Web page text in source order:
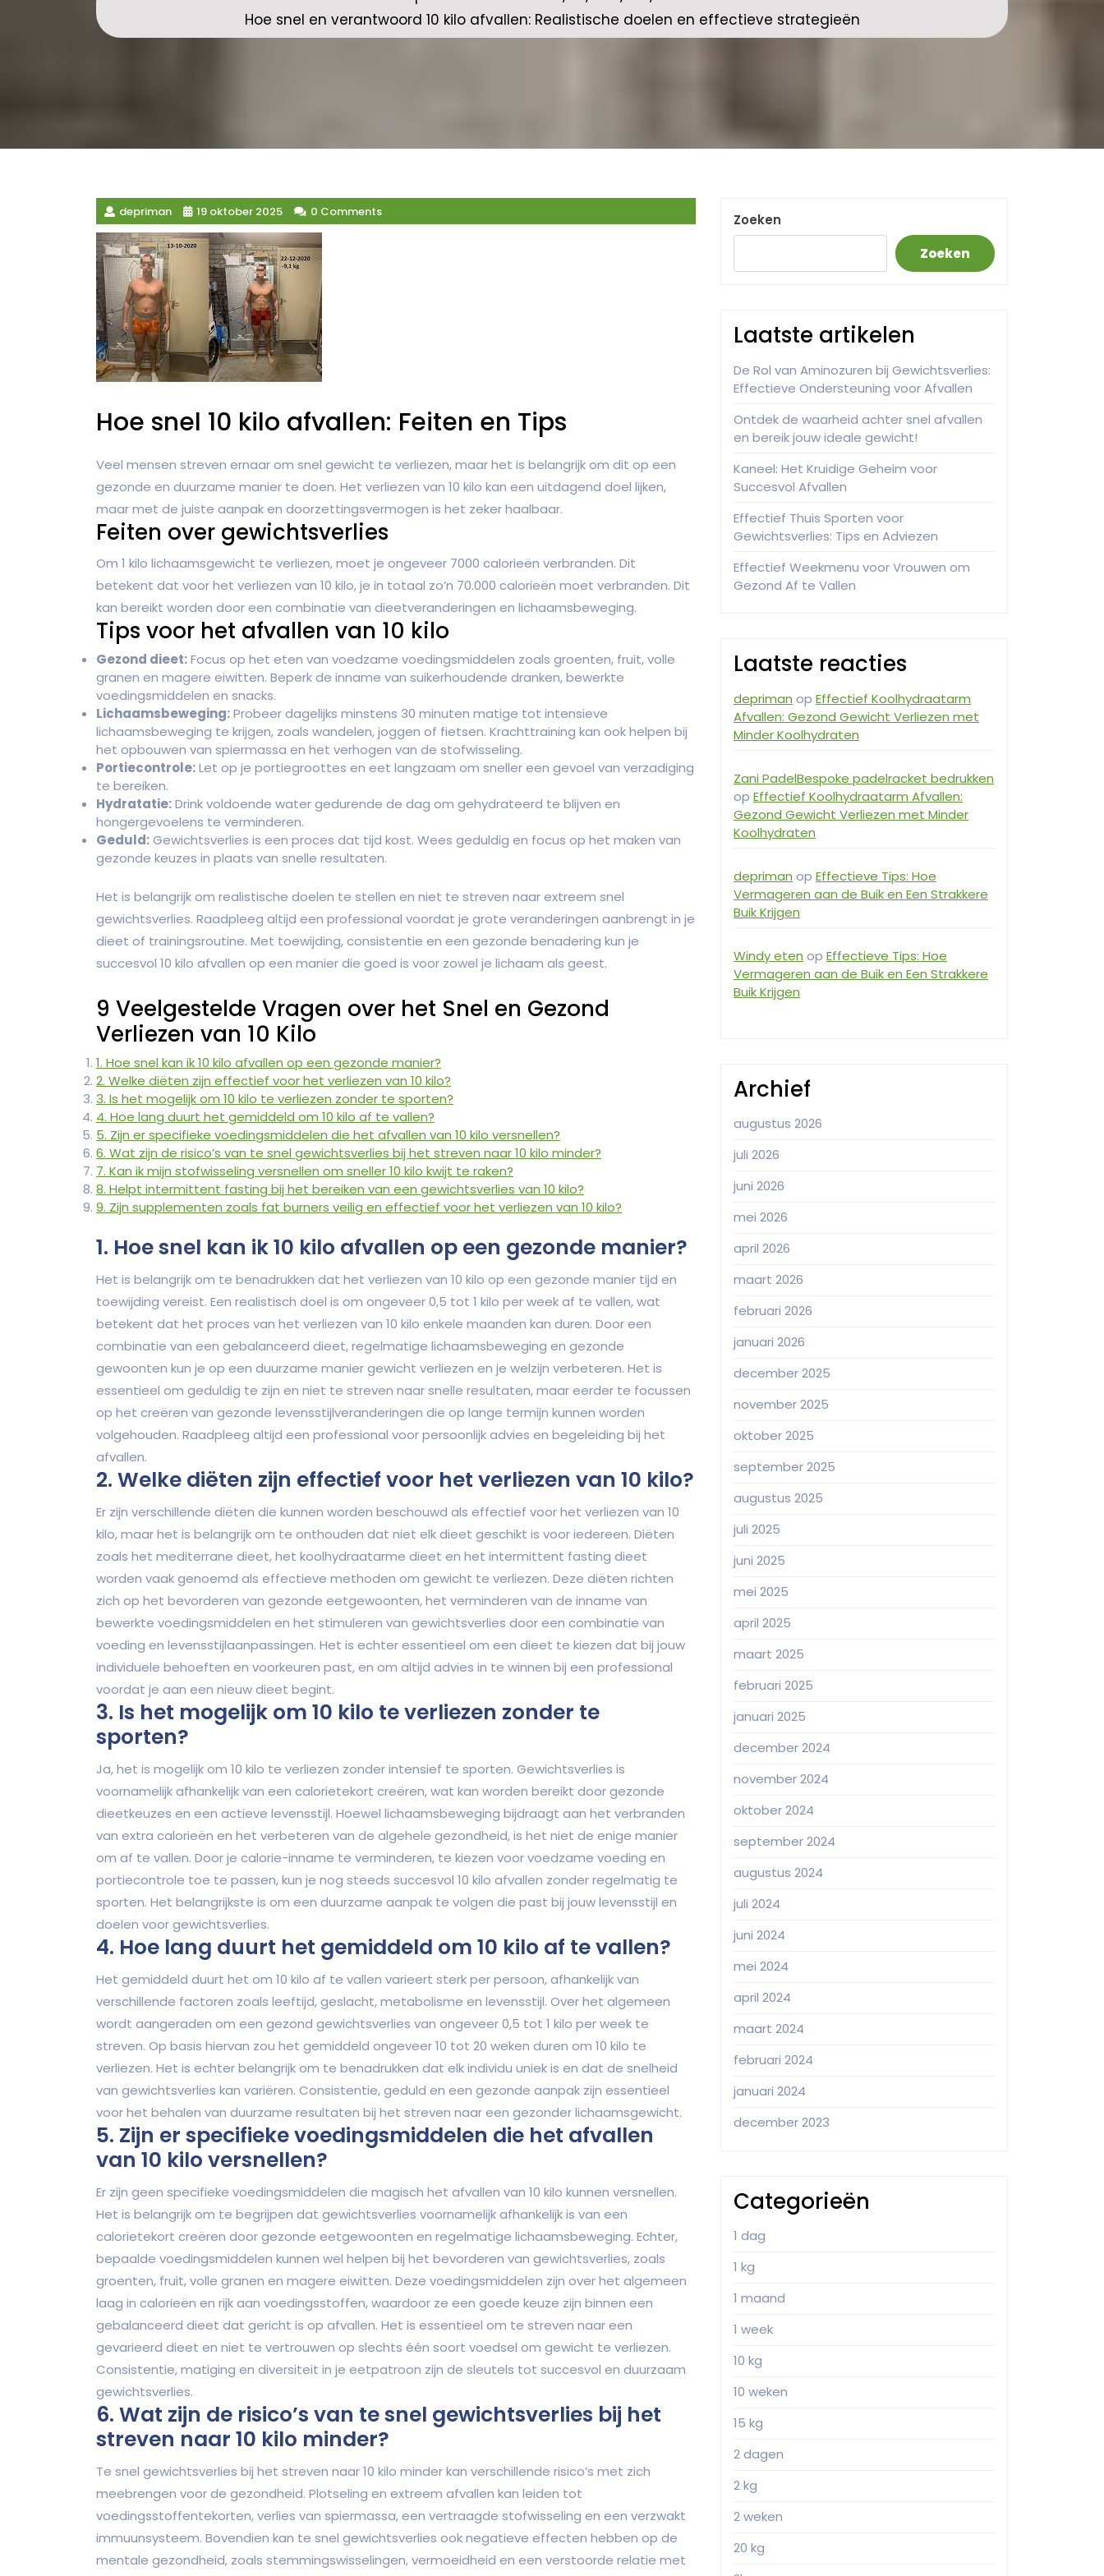
Hoe snel en verantwoord 10 kilo afvallen: Realistische doelen en effectieve strategieën
depriman 19 oktober 2025 0 Comments
Hoe snel 10 kilo afvallen: Feiten en Tips
Veel mensen streven ernaar om snel gewicht te verliezen, maar het is belangrijk om dit op een
gezonde en duurzame manier te doen. Het verliezen van 10 kilo kan een uitdagend doel lijken,
maar met de juiste aanpak en doorzettingsvermogen is het zeker haalbaar.
Feiten over gewichtsverlies
Om 1 kilo lichaamsgewicht te verliezen, moet je ongeveer 7000 calorieën verbranden. Dit
betekent dat voor het verliezen van 10 kilo, je in totaal zo’n 70.000 calorieën moet verbranden. Dit
kan bereikt worden door een combinatie van dieetveranderingen en lichaamsbeweging.
Tips voor het afvallen van 10 kilo
Gezond dieet:Focus op het eten van voedzame voedingsmiddelen zoals groenten, fruit, volle
granen en magere eiwitten. Beperk de inname van suikerhoudende dranken, bewerkte
voedingsmiddelen en snacks.
Lichaamsbeweging:Probeer dagelijks minstens 30 minuten matige tot intensieve
lichaamsbeweging te krijgen, zoals wandelen, joggen of fietsen. Krachttraining kan ook helpen bij
het opbouwen van spiermassa en het verhogen van de stofwisseling.
Portiecontrole:Let op je portiegroottes en eet langzaam om sneller een gevoel van verzadiging
te bereiken.
Hydratatie:Drink voldoende water gedurende de dag om gehydrateerd te blijven en
hongergevoelens te verminderen.
Geduld:Gewichtsverlies is een proces dat tijd kost. Wees geduldig en focus op het maken van
gezonde keuzes in plaats van snelle resultaten.
Het is belangrijk om realistische doelen te stellen en niet te streven naar extreem snel
gewichtsverlies. Raadpleeg altijd een professional voordat je grote veranderingen aanbrengt in je
dieet of trainingsroutine. Met toewijding, consistentie en een gezonde benadering kun je
succesvol 10 kilo afvallen op een manier die goed is voor zowel je lichaam als geest.
9 Veelgestelde Vragen over het Snel en Gezond
Verliezen van 10 Kilo
1. Hoe snel kan ik 10 kilo afvallen op een gezonde manier?
2. Welke diëten zijn effectief voor het verliezen van 10 kilo?
3. Is het mogelijk om 10 kilo te verliezen zonder te sporten?
4. Hoe lang duurt het gemiddeld om 10 kilo af te vallen?
5. Zijn er specifieke voedingsmiddelen die het afvallen van 10 kilo versnellen?
6. Wat zijn de risico’s van te snel gewichtsverlies bij het streven naar 10 kilo minder?
7. Kan ik mijn stofwisseling versnellen om sneller 10 kilo kwijt te raken?
8. Helpt intermittent fasting bij het bereiken van een gewichtsverlies van 10 kilo?
9. Zijn supplementen zoals fat burners veilig en effectief voor het verliezen van 10 kilo?
1. Hoe snel kan ik 10 kilo afvallen op een gezonde manier?
Het is belangrijk om te benadrukken dat het verliezen van 10 kilo op een gezonde manier tijd en
toewijding vereist. Een realistisch doel is om ongeveer 0,5 tot 1 kilo per week af te vallen, wat
betekent dat het proces van het verliezen van 10 kilo enkele maanden kan duren. Door een
combinatie van een gebalanceerd dieet, regelmatige lichaamsbeweging en gezonde
gewoonten kun je op een duurzame manier gewicht verliezen en je welzijn verbeteren. Het is
essentieel om geduldig te zijn en niet te streven naar snelle resultaten, maar eerder te focussen
op het creëren van gezonde levensstijlveranderingen die op lange termijn kunnen worden
volgehouden. Raadpleeg altijd een professional voor persoonlijk advies en begeleiding bij het
afvallen.
2. Welke diëten zijn effectief voor het verliezen van 10 kilo?
Er zijn verschillende diëten die kunnen worden beschouwd als effectief voor het verliezen van 10
kilo, maar het is belangrijk om te onthouden dat niet elk dieet geschikt is voor iedereen. Diëten
zoals het mediterrane dieet, het koolhydraatarme dieet en het intermittent fasting dieet
worden vaak genoemd als effectieve methoden om gewicht te verliezen. Deze diëten richten
zich op het bevorderen van gezonde eetgewoonten, het verminderen van de inname van
bewerkte voedingsmiddelen en het stimuleren van gewichtsverlies door een combinatie van
voeding en levensstijlaanpassingen. Het is echter essentieel om een dieet te kiezen dat bij jouw
individuele behoeften en voorkeuren past, en om altijd advies in te winnen bij een professional
voordat je aan een nieuw dieet begint.
3. Is het mogelijk om 10 kilo te verliezen zonder te
sporten?
Ja, het is mogelijk om 10 kilo te verliezen zonder intensief te sporten. Gewichtsverlies is
voornamelijk afhankelijk van een calorietekort creëren, wat kan worden bereikt door gezonde
dieetkeuzes en een actieve levensstijl. Hoewel lichaamsbeweging bijdraagt aan het verbranden
van extra calorieën en het verbeteren van de algehele gezondheid, is het niet de enige manier
om af te vallen. Door je calorie-inname te verminderen, te kiezen voor voedzame voeding en
portiecontrole toe te passen, kun je nog steeds succesvol 10 kilo afvallen zonder regelmatig te
sporten. Het belangrijkste is om een duurzame aanpak te volgen die past bij jouw levensstijl en
doelen voor gewichtsverlies.
4. Hoe lang duurt het gemiddeld om 10 kilo af te vallen?
Het gemiddeld duurt het om 10 kilo af te vallen varieert sterk per persoon, afhankelijk van
verschillende factoren zoals leeftijd, geslacht, metabolisme en levensstijl. Over het algemeen
wordt aangeraden om een gezond gewichtsverlies van ongeveer 0,5 tot 1 kilo per week te
streven. Op basis hiervan zou het gemiddeld ongeveer 10 tot 20 weken duren om 10 kilo te
verliezen. Het is echter belangrijk om te benadrukken dat elk individu uniek is en dat de snelheid
van gewichtsverlies kan variëren. Consistentie, geduld en een gezonde aanpak zijn essentieel
voor het behalen van duurzame resultaten bij het streven naar een gezonder lichaamsgewicht.
5. Zijn er specifieke voedingsmiddelen die het afvallen
van 10 kilo versnellen?
Er zijn geen specifieke voedingsmiddelen die magisch het afvallen van 10 kilo kunnen versnellen.
Het is belangrijk om te begrijpen dat gewichtsverlies voornamelijk afhankelijk is van een
calorietekort creëren door gezonde eetgewoonten en regelmatige lichaamsbeweging. Echter,
bepaalde voedingsmiddelen kunnen wel helpen bij het bevorderen van gewichtsverlies, zoals
groenten, fruit, volle granen en magere eiwitten. Deze voedingsmiddelen zijn over het algemeen
laag in calorieën en rijk aan voedingsstoffen, waardoor ze een goede keuze zijn binnen een
gebalanceerd dieet dat gericht is op afvallen. Het is essentieel om te streven naar een
gevarieerd dieet en niet te vertrouwen op slechts één soort voedsel om gewicht te verliezen.
Consistentie, matiging en diversiteit in je eetpatroon zijn de sleutels tot succesvol en duurzaam
gewichtsverlies.
6. Wat zijn de risico’s van te snel gewichtsverlies bij het
streven naar 10 kilo minder?
Te snel gewichtsverlies bij het streven naar 10 kilo minder kan verschillende risico’s met zich
meebrengen voor de gezondheid. Plotseling en extreem afvallen kan leiden tot
voedingsstoffentekorten, verlies van spiermassa, een vertraagde stofwisseling en een verzwakt
immuunsysteem. Bovendien kan te snel gewichtsverlies ook negatieve effecten hebben op de
mentale gezondheid, zoals stemmingswisselingen, vermoeidheid en een verstoorde relatie met
Zoeken
Zoeken
Laatste artikelen
De Rol van Aminozuren bij Gewichtsverlies:
Effectieve Ondersteuning voor Afvallen
Ontdek de waarheid achter snel afvallen
en bereik jouw ideale gewicht!
Kaneel: Het Kruidige Geheim voor
Succesvol Afvallen
Effectief Thuis Sporten voor
Gewichtsverlies: Tips en Adviezen
Effectief Weekmenu voor Vrouwen om
Gezond Af te Vallen
Laatste reacties
depriman op Effectief Koolhydraatarm
Afvallen: Gezond Gewicht Verliezen met
Minder Koolhydraten
Zani PadelBespoke padelracket bedrukken
op Effectief Koolhydraatarm Afvallen:
Gezond Gewicht Verliezen met Minder
Koolhydraten
depriman op Effectieve Tips: Hoe
Vermageren aan de Buik en Een Strakkere
Buik Krijgen
Windy eten op Effectieve Tips: Hoe
Vermageren aan de Buik en Een Strakkere
Buik Krijgen
Archief
augustus 2026
juli 2026
juni 2026
mei 2026
april 2026
maart 2026
februari 2026
januari 2026
december 2025
november 2025
oktober 2025
september 2025
augustus 2025
juli 2025
juni 2025
mei 2025
april 2025
maart 2025
februari 2025
januari 2025
december 2024
november 2024
oktober 2024
september 2024
augustus 2024
juli 2024
juni 2024
mei 2024
april 2024
maart 2024
februari 2024
januari 2024
december 2023
Categorieën
1 dag
1 kg
1 maand
1 week
10 kg
10 weken
15 kg
2 dagen
2 kg
2 weken
20 kg